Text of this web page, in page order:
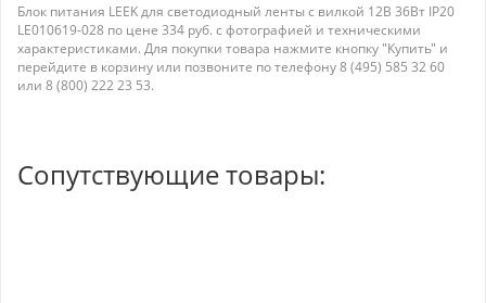
Блок питания LEEK для светодиодный ленты с вилкой 12В 36Вт IP20
LE010619-028 по цене 334 руб. с фотографией и техническими
характеристиками. Для покупки товара нажмите кнопку "Купить" и
перейдите в корзину или позвоните по телефону 8 (495) 585 32 60
или 8 (800) 222 23 53.
Сопутствующие товары: